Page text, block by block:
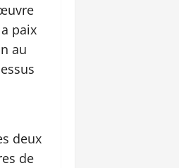
paix
au
deux
de